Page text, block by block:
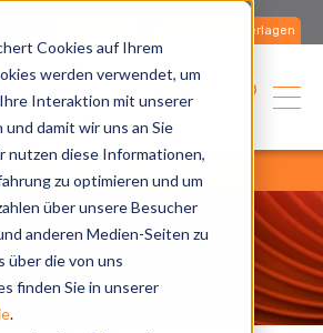
Cookies auf Ihrem
werden verwendet, um
Interaktion mit unserer
damit wir uns an Sie
nutzen diese Informationen,
zu optimieren und um
über unsere Besucher
anderen Medien-Seiten zu
über die von uns
finden Sie in unserer
.
Produktunterlagen
Deutsch